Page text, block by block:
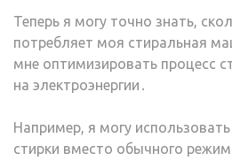
Теперь я могу точно знать,
потребляет моя стиральная
мне оптимизировать процесс
на электроэнергии․
Например, я могу
стирки вместо обычного